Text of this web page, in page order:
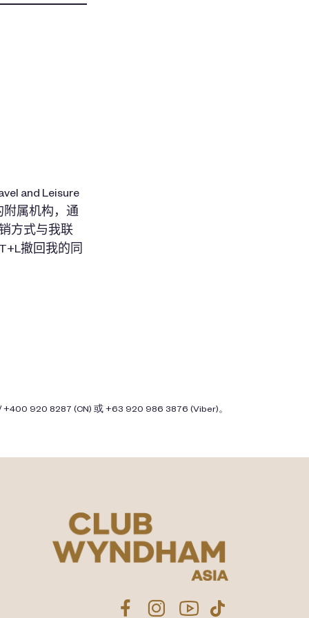
and Leisure
附属机构，通
方式与我联
撤回我的同
+400 920 8287 (CN)​ 或 +63 920 986 3876 (Viber)。